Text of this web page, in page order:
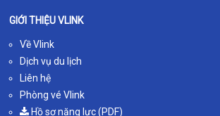
GIỚI THIỆU VLINK
Về Vlink
Dịch vụ du lịch
Liên hệ
Phòng vé Vlink
Hồ sơ năng lực (PDF)